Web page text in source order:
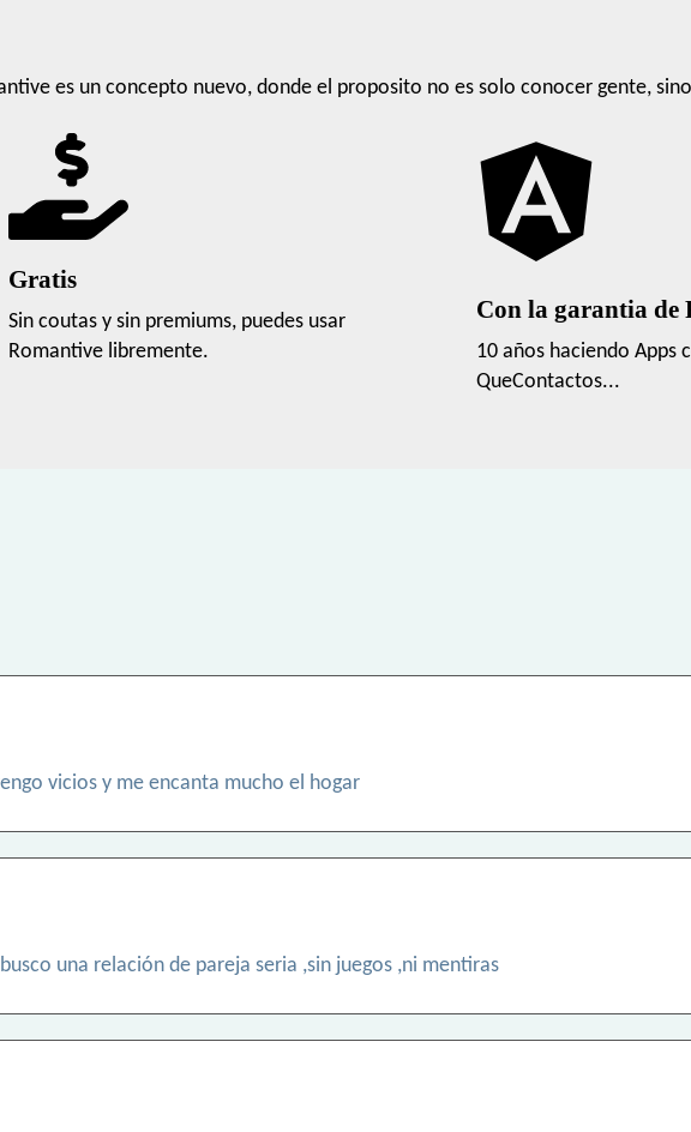
es un concepto nuevo, donde el proposito no es solo conocer gente,
Gratis
Sin coutas y sin premiums, puedes usar
Romantive libremente.
Con la garantia de
10 años haciendo Apps
QueContactos...
vicios y me encanta mucho el hogar
una relación de pareja seria ,sin juegos ,ni mentiras